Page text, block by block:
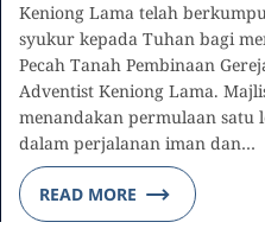
Keniong Lama telah
syukur kepada Tuhan bagi
Pecah Tanah Pembinaan
Adventist Keniong Lama.
menandakan permulaan satu
dalam perjalanan iman dan…
READ MORE